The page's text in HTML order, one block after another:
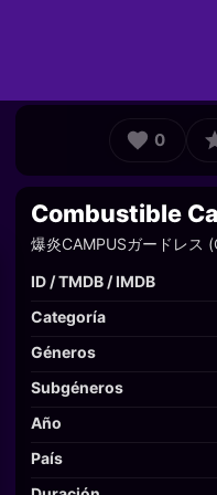
0
Combustible
爆炎CAMPUSガードレス
ID / TMDB / IMDB
Categoría
Géneros
Subgéneros
Año
País